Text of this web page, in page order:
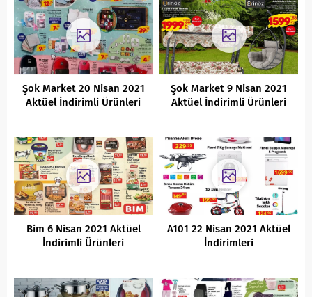
Şok Market 20 Nisan 2021
Aktüel İndirimli Ürünleri
Şok Market 9 Nisan 2021
Aktüel İndirimli Ürünleri
Bim 6 Nisan 2021 Aktüel
İndirimli Ürünleri
A101 22 Nisan 2021 Aktüel
İndirimleri